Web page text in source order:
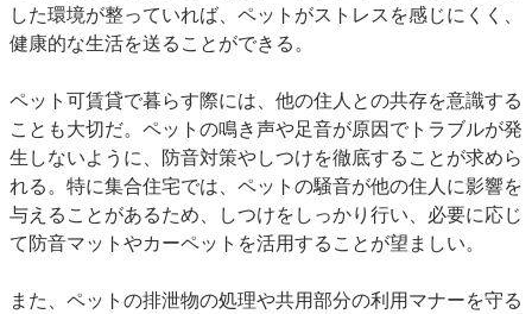
した環境が整っていれば、ペットがストレスを感じにくく、
健康的な生活を送ることができる。
ペット可賃貸で暮らす際には、他の住人との共存を意識する
ことも大切だ。ペットの鳴き声や足音が原因でトラブルが発
生しないように、防音対策やしつけを徹底することが求めら
れる。特に集合住宅では、ペットの騒音が他の住人に影響を
与えることがあるため、しつけをしっかり行い、必要に応じ
て防音マットやカーペットを活用することが望ましい。
また、ペットの排泄物の処理や共用部分の利用マナーを守る